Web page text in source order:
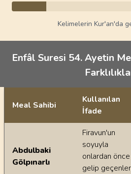
Kelimelerin Kur'an'da
Enfâl Suresi 54. Ayetin
Ayetin meallerindeki dilsel farklılıklar
Meal Sahibi
Kullanılan
İfade
Abdulbaki
Gölpınarlı
Firavun'un
soyuyla
onlardan önce
gelip